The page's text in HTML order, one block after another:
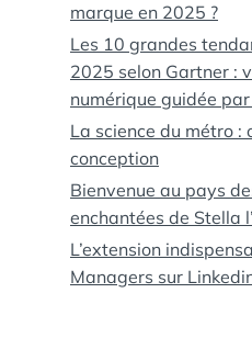
marque en 2025 ?
Les 10 grandes
2025 selon Gartner :
numérique guidée par
La science du métro
conception
Bienvenue au pays
enchantées de Stella
L’extension
Managers sur